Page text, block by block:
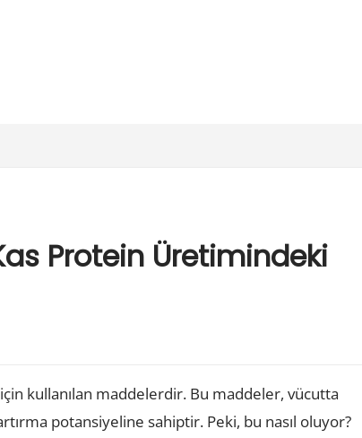
Protein Üretimindeki
kullanılan maddelerdir. Bu maddeler, vücutta
potansiyeline sahiptir. Peki, bu nasıl oluyor?